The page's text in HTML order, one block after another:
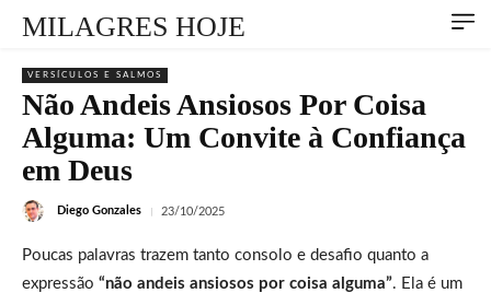
MILAGRES HOJE
VERSÍCULOS E SALMOS
Não Andeis Ansiosos Por Coisa
Alguma: Um Convite à Confiança
em Deus
Diego Gonzales 23/10/2025
Poucas palavras trazem tanto consolo e desafio quanto a
expressão “não andeis ansiosos por coisa alguma”. Ela é um